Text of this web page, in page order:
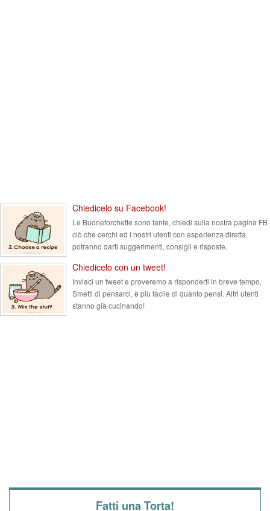
Chiedicelo su Facebook!
Le Buoneforchette sono tante, chiedi sulla nostra pagina FB
ciò che cerchi ed i nostri utenti con esperienza diretta
potranno darti suggerimenti, consigli e risposte.
Chiedicelo con un tweet!
Inviaci un tweet e proveremo a risponderti in breve tempo.
Smetti di pensarci, è più facile di quanto pensi. Altri utenti
stanno già cucinando!
Fatti una Torta!